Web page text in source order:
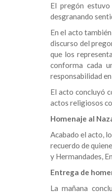
El pregón
desgranando
En el acto
discurso del
que los
conforma cada
responsabilidad
El acto concluyó
actos religiosos
Homenaje al
Acabado el acto,
recuerdo de
y Hermandades,
Entrega de
La mañana